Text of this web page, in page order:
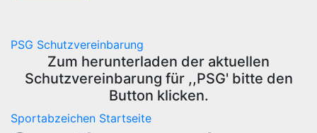
PSG Schutzvereinbarung
Zum herunterladen der aktuellen
Schutzvereinbarung für ,,PSG' bitte den
Button klicken.
Sportabzeichen Startseite